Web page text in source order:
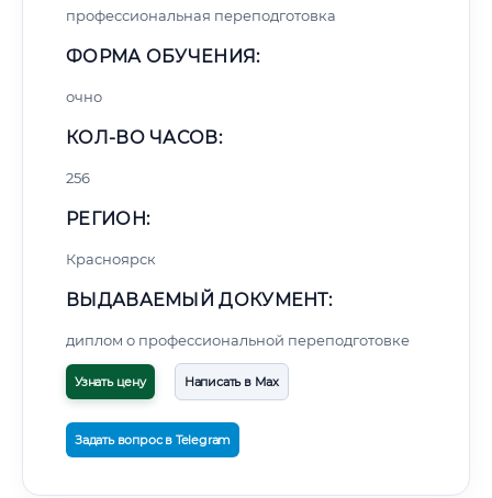
профессиональная переподготовка
ФОРМА ОБУЧЕНИЯ:
очно
КОЛ-ВО ЧАСОВ:
256
РЕГИОН:
Красноярск
ВЫДАВАЕМЫЙ ДОКУМЕНТ:
диплом о профессиональной переподготовке
Узнать цену Написать в Max
Задать вопрос в Telegram